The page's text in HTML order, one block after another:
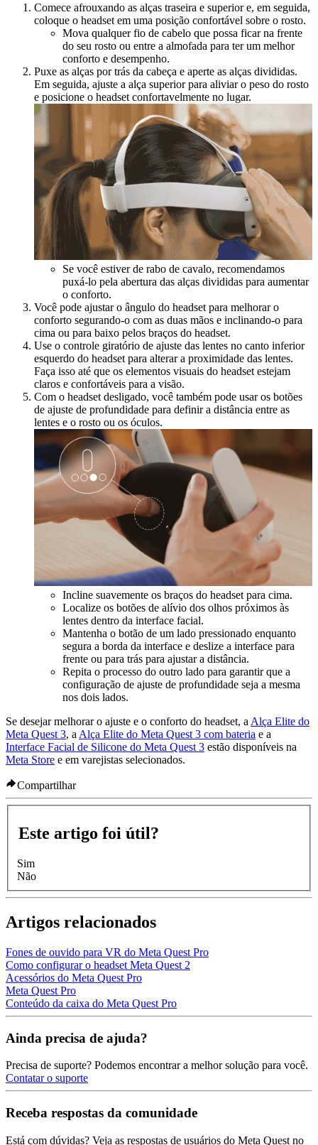
Comece afrouxando as alças traseira e superior e, em seguida,
coloque o headset em uma posição confortável sobre o rosto.
Mova qualquer fio de cabelo que possa ficar na frente
do seu rosto ou entre a almofada para ter um melhor
conforto e desempenho.
Puxe as alças por trás da cabeça e aperte as alças divididas.
Em seguida, ajuste a alça superior para aliviar o peso do rosto
e posicione o headset confortavelmente no lugar.
Se você estiver de rabo de cavalo, recomendamos
puxá-lo pela abertura das alças divididas para aumentar
o conforto.
Você pode ajustar o ângulo do headset para melhorar o
conforto segurando-o com as duas mãos e inclinando-o para
cima ou para baixo pelos braços do headset.
Use o controle giratório de ajuste das lentes no canto inferior
esquerdo do headset para alterar a proximidade das lentes.
Faça isso até que os elementos visuais do headset estejam
claros e confortáveis para a visão.
Com o headset desligado, você também pode usar os botões
de ajuste de profundidade para definir a distância entre as
lentes e o rosto ou os óculos.
Incline suavemente os braços do headset para cima.
Localize os botões de alívio dos olhos próximos às
lentes dentro da interface facial.
Mantenha o botão de um lado pressionado enquanto
segura a borda da interface e deslize a interface para
frente ou para trás para ajustar a distância.
Repita o processo do outro lado para garantir que a
configuração de ajuste de profundidade seja a mesma
nos dois lados.
Se desejar melhorar o ajuste e o conforto do headset, a Alça Elite do
Meta Quest 3, a Alça Elite do Meta Quest 3 com bateria e a
Interface Facial de Silicone do Meta Quest 3 estão disponíveis na
Meta Store e em varejistas selecionados.
Compartilhar
Este artigo foi útil?
Sim
Não
Artigos relacionados
Fones de ouvido para VR do Meta Quest Pro
Como configurar o headset Meta Quest 2
Acessórios do Meta Quest Pro
Meta Quest Pro
Conteúdo da caixa do Meta Quest Pro
Ainda precisa de ajuda?
Precisa de suporte? Podemos encontrar a melhor solução para você.
Contatar o suporte
Receba respostas da comunidade
Está com dúvidas? Veja as respostas de usuários do Meta Quest no